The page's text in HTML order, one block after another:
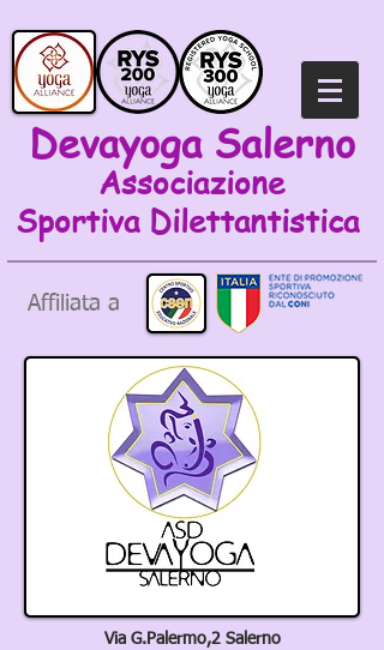
Devayoga Salerno
Associazione
Sportiva Dilettantistica
Affiliata a
Via G.Palermo,2 Salerno